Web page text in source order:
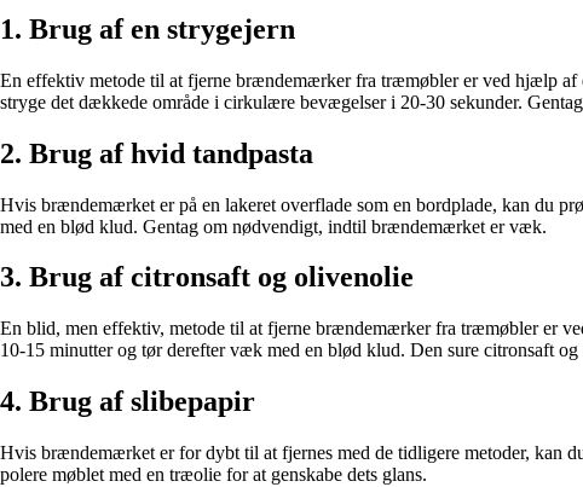
1. Brug af en strygejern
En effektiv metode til at fjerne brændemærker fra træmøbler er ved hjælp af
stryge det dækkede område i cirkulære bevægelser i 20-30 sekunder.
2. Brug af hvid tandpasta
Hvis brændemærket er på en lakeret overflade som en bordplade, kan du
med en blød klud. Gentag om nødvendigt, indtil brændemærket er væk.
3. Brug af citronsaft og olivenolie
En blid, men effektiv, metode til at fjerne brændemærker fra træmøbler er
10-15 minutter og tør derefter væk med en blød klud. Den sure citronsaft
4. Brug af slibepapir
Hvis brændemærket er for dybt til at fjernes med de tidligere metoder, kan
polere møblet med en træolie for at genskabe dets glans.